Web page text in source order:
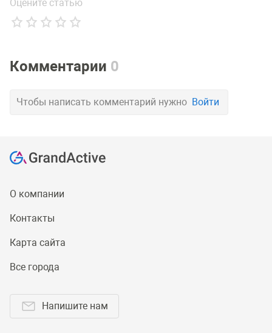
Оцените статью
Комментарии 0
Чтобы написать комментарий нужно Войти
О компании
Контакты
Карта сайта
Все города
Напишите нам